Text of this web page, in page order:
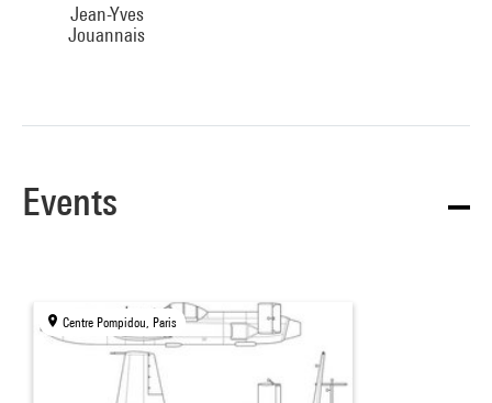
Jean-Yves
Jouannais
Events
Centre Pompidou, Paris